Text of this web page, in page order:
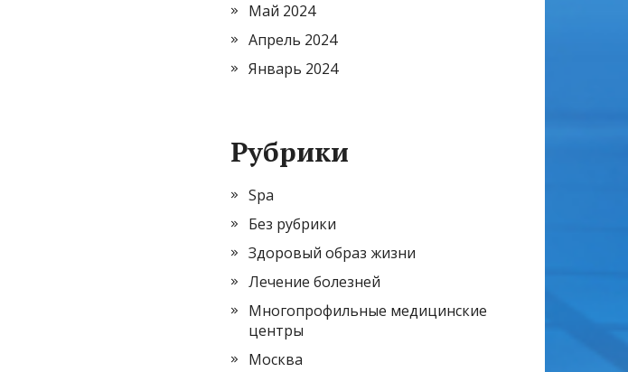
Май 2024
Апрель 2024
Январь 2024
Рубрики
Spa
Без рубрики
Здоровый образ жизни
Лечение болезней
Многопрофильные медицинские
центры
Москва